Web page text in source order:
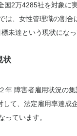
国2万4285社を対象に
は、女性管理職の割合
未達という現状になっ
状
年 障害者雇用状況の集
して、法定雇用率達成
っています。